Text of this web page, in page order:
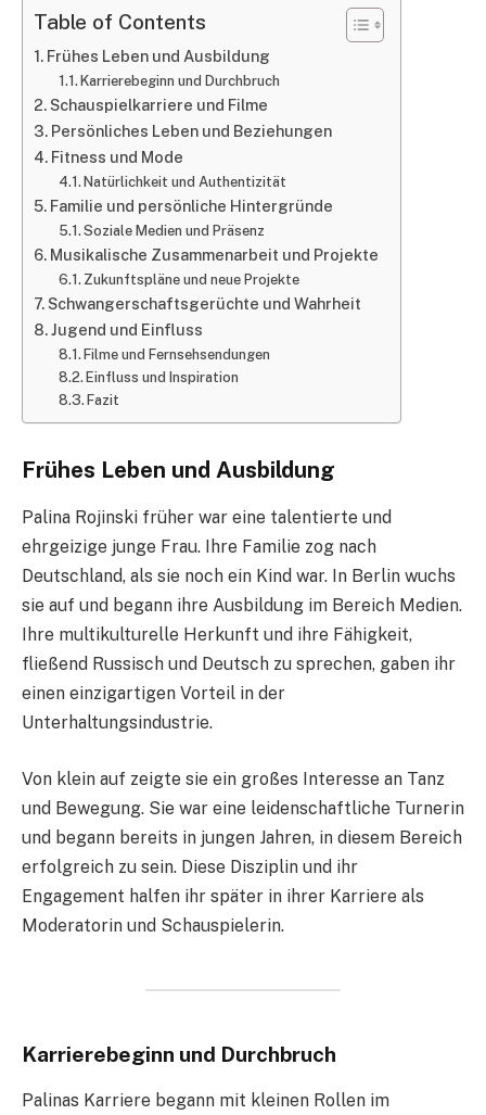
Table of Contents
Frühes Leben und Ausbildung
Karrierebeginn und Durchbruch
Schauspielkarriere und Filme
Persönliches Leben und Beziehungen
Fitness und Mode
Natürlichkeit und Authentizität
Familie und persönliche Hintergründe
Soziale Medien und Präsenz
Musikalische Zusammenarbeit und Projekte
Zukunftspläne und neue Projekte
Schwangerschaftsgerüchte und Wahrheit
Jugend und Einfluss
Filme und Fernsehsendungen
Einfluss und Inspiration
Fazit
Frühes Leben und Ausbildung
Palina Rojinski früher war eine talentierte und
ehrgeizige junge Frau. Ihre Familie zog nach
Deutschland, als sie noch ein Kind war. In Berlin wuchs
sie auf und begann ihre Ausbildung im Bereich Medien.
Ihre multikulturelle Herkunft und ihre Fähigkeit,
fließend Russisch und Deutsch zu sprechen, gaben ihr
einen einzigartigen Vorteil in der
Unterhaltungsindustrie.
Von klein auf zeigte sie ein großes Interesse an Tanz
und Bewegung. Sie war eine leidenschaftliche Turnerin
und begann bereits in jungen Jahren, in diesem Bereich
erfolgreich zu sein. Diese Disziplin und ihr
Engagement halfen ihr später in ihrer Karriere als
Moderatorin und Schauspielerin.
Karrierebeginn und Durchbruch
Palinas Karriere begann mit kleinen Rollen im